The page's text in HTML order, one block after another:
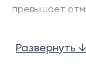
просторная
или просто
превышает
относительно
Развернуть ↓